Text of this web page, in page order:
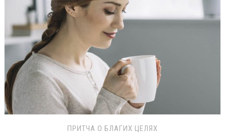
ПРИТЧА О БЛАГИХ ЦЕЛЯХ